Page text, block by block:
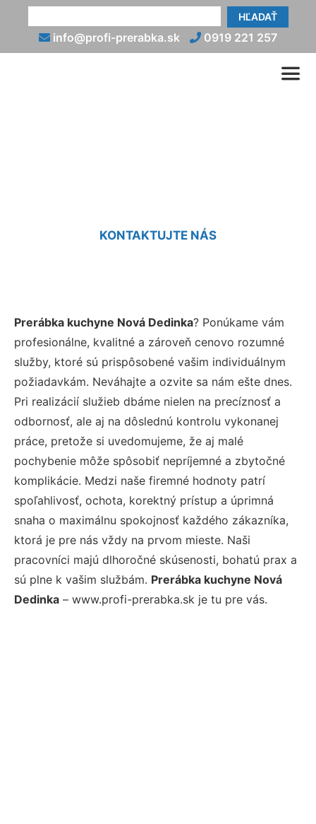
HĽADAŤ
info@profi-prerabka.sk 0919 221 257
KONTAKTUJTE NÁS
Prerábka kuchyne Nová Dedinka? Ponúkame vám
profesionálne, kvalitné a zároveň cenovo rozumné
služby, ktoré sú prispôsobené vašim individuálnym
požiadavkám. Neváhajte a ozvite sa nám ešte dnes.
Pri realizácií služieb dbáme nielen na precíznosť a
odbornosť, ale aj na dôslednú kontrolu vykonanej
práce, pretože si uvedomujeme, že aj malé
pochybenie môže spôsobiť nepríjemné a zbytočné
komplikácie. Medzi naše firemné hodnoty patrí
spoľahlivosť, ochota, korektný prístup a úprimná
snaha o maximálnu spokojnosť každého zákazníka,
ktorá je pre nás vždy na prvom mieste. Naši
pracovníci majú dlhoročné skúsenosti, bohatú prax a
sú plne k vašim službám. Prerábka kuchyne Nová
Dedinka – www.profi-prerabka.sk je tu pre vás.